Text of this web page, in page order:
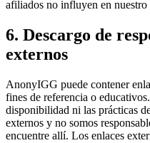
afiliados no influyen en
6. Descargo de
externos
AnonyIGG puede contener
fines de referencia o
disponibilidad ni las prácticas
externos y no somos
encuentre allí. Los enlaces